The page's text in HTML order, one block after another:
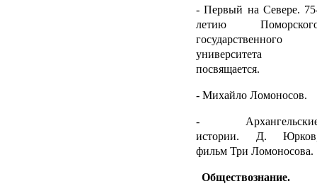
- Первый на Севере.
летию
государственного
университета
посвящается.
- Михайло Ломоносов.
-
истории. Д.
фильм Три Ломоносова.
Обществознание.